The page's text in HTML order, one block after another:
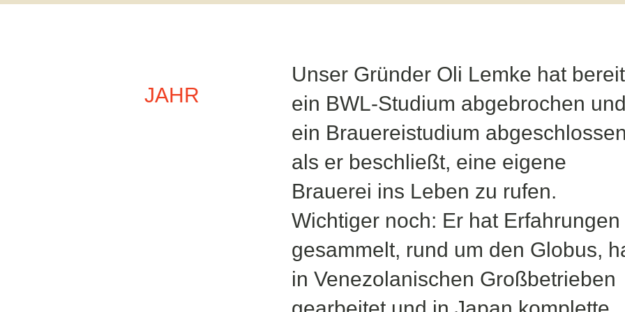
JAHR
Unser Gründer Oli Lemke hat
ein BWL-Studium abgebrochen und
ein Brauereistudium
als er beschließt, eine eigene
Brauerei ins Leben zu rufen.
Wichtiger noch: Er hat Erfahrungen
gesammelt, rund um den Globus,
in Venezolanischen Großbetrieben